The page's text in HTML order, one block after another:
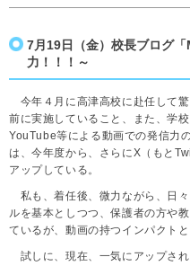
7月19日（金）校長ブログ
力！！！～
今年４月に高津高校に赴任して
前に実施していること、また、学
YouTube等による動画での発信力
は、今年度から、さらにX（もと
アップしている。
私も、着任後、微力ながら、日
ルを基本としつつ、保護者の方や
ているが、動画の持つインパクト
試しに、現在、一気にアップさ